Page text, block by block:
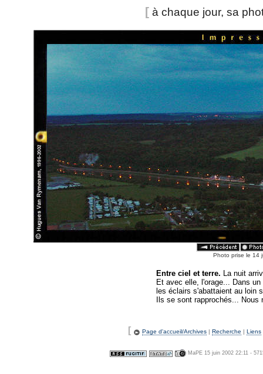
[à chaque jour, sa
Photo prise le 14
Entre ciel et terre. La nuit
Et avec elle, l'orage... Dans
les éclairs s'abattaient au loin
Ils se sont rapprochés...
[ Page d'accueil/Archives | Recherche | Liens
MaPE 15 juin 2002 22:11 -